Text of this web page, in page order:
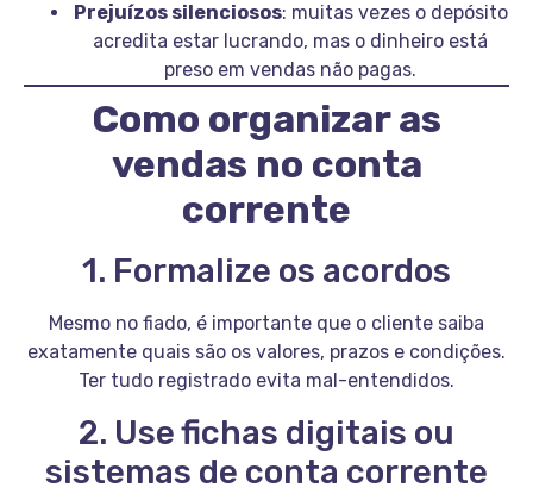
Prejuízos silenciosos: muitas vezes o depósito
acredita estar lucrando, mas o dinheiro está
preso em vendas não pagas.
Como organizar as
vendas no conta
corrente
1. Formalize os acordos
Mesmo no fiado, é importante que o cliente saiba
exatamente quais são os valores, prazos e condições.
Ter tudo registrado evita mal-entendidos.
2. Use fichas digitais ou
sistemas de conta corrente